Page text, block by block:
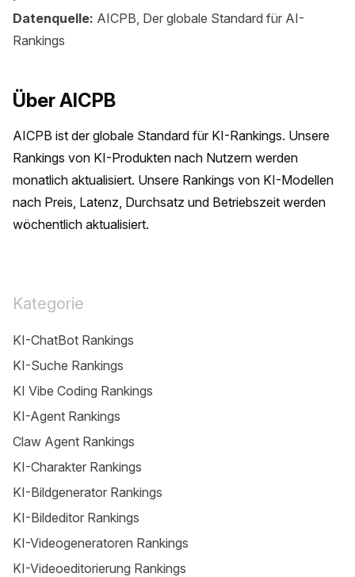
Datenquelle: AICPB, Der globale Standard für AI-
Rankings
Über AICPB
AICPB ist der globale Standard für KI-Rankings. Unsere
Rankings von KI-Produkten nach Nutzern werden
monatlich aktualisiert. Unsere Rankings von KI-Modellen
nach Preis, Latenz, Durchsatz und Betriebszeit werden
wöchentlich aktualisiert.
Kategorie
KI-ChatBot Rankings
KI-Suche Rankings
KI Vibe Coding Rankings
KI-Agent Rankings
Claw Agent Rankings
KI-Charakter Rankings
KI-Bildgenerator Rankings
KI-Bildeditor Rankings
KI-Videogeneratoren Rankings
KI-Videoeditorierung Rankings